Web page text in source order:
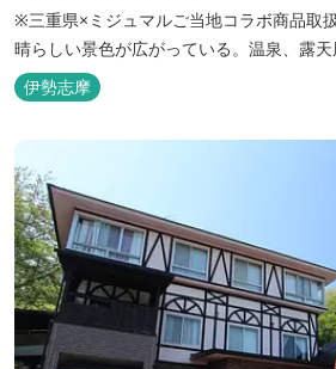
※三重県×ミジュマルご当地コラボ商品取扱店舗 ロビー正
晴らしい景色が広がっている。温泉、露天
伊勢志摩